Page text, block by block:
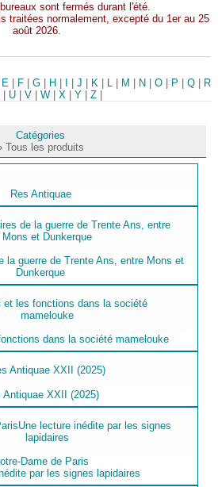
sont fermés durant l'été.
traitées normalement, excepté du 1er au 25
août 2026.
E F |G H |J K L M N |O P |Q
R
| U| V| W| X| Y| Z|
Catégories
Tous les produits
Res Antiquae
la guerre de Trente Ans, entre Mons et
Dunkerque
dans la société mamelouke
Antiquae XXII (2025)
Dame de Paris
par les signes lapidaires